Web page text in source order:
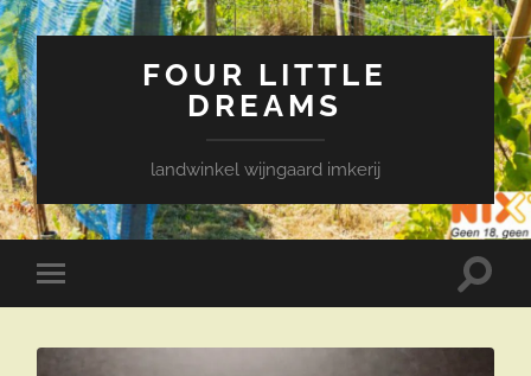
FOUR LITTLE
DREAMS
landwinkel wijngaard imkerij
Toggle
mobiel
Toggle